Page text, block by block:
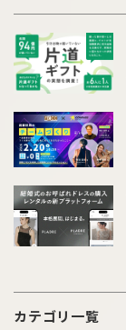
カテゴリ一覧